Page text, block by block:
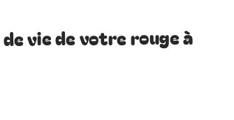
vie de votre rouge à